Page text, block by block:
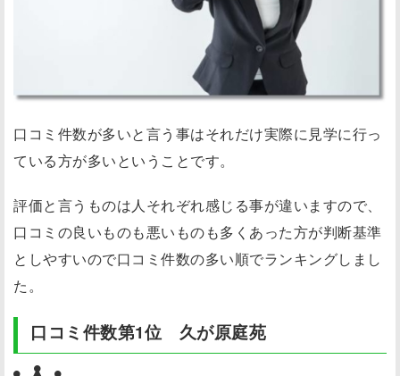
口コミ件数が多いと言う事はそれだけ実際に見学に行っ
ている方が多いということです。
評価と言うものは人それぞれ感じる事が違いますので、
口コミの良いものも悪いものも多くあった方が判断基準
としやすいので口コミ件数の多い順でランキングしまし
た。
口コミ件数第1位 久が原庭苑